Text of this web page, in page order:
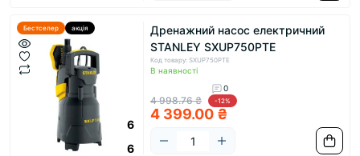
Бестселер акція
6
6
Дренажний насос електричний
STANLEY SXUP750PTE
Код товару: SXUP750PTE
В наявності
0
4 998.76 ₴ -12%
4 399.00 ₴